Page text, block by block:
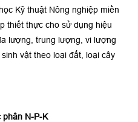
Kỹ thuật Nông nghiệp miền
thiết thực cho sử dụng hiệu
lượng, trung lượng, vi lượng
vật theo loại đất, loại cây
phân N-P-K